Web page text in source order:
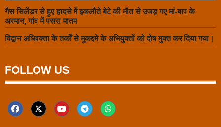
गैस सिलेंडर से हुए हादसे में इकलौते बेटे की मौत से उजड़ गए मां-बाप के
अरमान, गांव में पसरा मातम
विद्वान अधिवक्ता के तर्कों से मुकद्दमे के अभियुक्तों को दोष मुक्त कर दिया गया।
FOLLOW US